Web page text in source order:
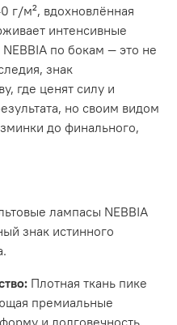
г/м², вдохновлённая
интенсивные
по бокам — это не
знак
где ценят силу и
но своим видом
до финального,
лампасы NEBBIA
знак истинного
Плотная ткань пике
премиальные
и долговечность.